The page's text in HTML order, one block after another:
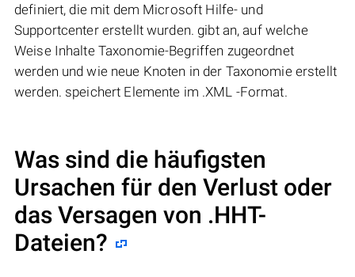
definiert, die mit dem Microsoft Hilfe- und
Supportcenter erstellt wurden. gibt an, auf welche
Weise Inhalte Taxonomie-Begriffen zugeordnet
werden und wie neue Knoten in der Taxonomie erstellt
werden. speichert Elemente im .XML -Format.
Was sind die häufigsten
Ursachen für den Verlust oder
das Versagen von .HHT-
Dateien?